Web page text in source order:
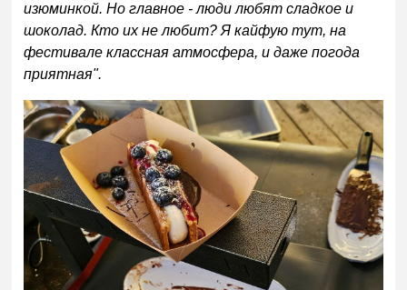
изюминкой. Но главное - люди любят сладкое и
шоколад. Кто их не любит? Я кайфую тут, на
фестивале классная атмосфера, и даже погода
приятная".